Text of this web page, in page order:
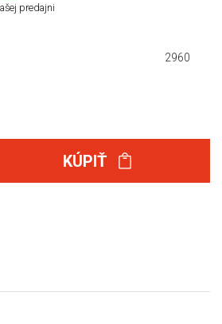
predajni
2960
KÚPIŤ